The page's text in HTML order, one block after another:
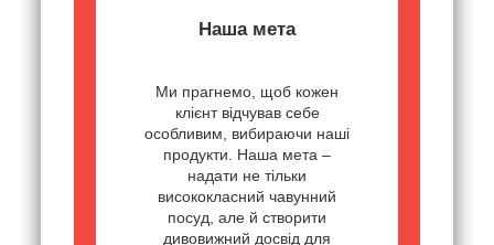
Наша мета
Ми прагнемо, щоб кожен
клієнт відчував себе
особливим, вибираючи наші
продукти. Наша мета –
надати не тільки
висококласний чавунний
посуд, але й створити
дивовижний досвід для